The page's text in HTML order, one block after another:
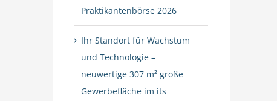
Praktikantenbörse 2026
Ihr Standort für Wachstum
und Technologie –
neuwertige 307 m² große
Gewerbefläche im its